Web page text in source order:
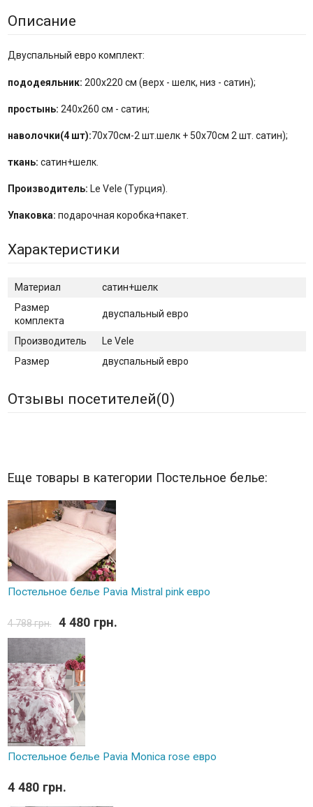
Описание
Двуспальный евро комплект:
пододеяльник: 200x220 см (верх - шелк, низ - сатин);
простынь: 240x260 см - сатин;
наволочки(4 шт):70x70см-2 шт.шелк + 50x70см 2 шт. сатин);
ткань: сатин+шелк.
Производитель: Le Vele (Турция).
Упаковка: подарочная коробка+пакет.
Характеристики
Материал
сатин+шелк
Размер
комплекта
двуспальный евро
Производитель
Le Vele
Размер
двуспальный евро
Отзывы посетителей(0)
Еще товары в категории Постельное белье:
Постельное белье Pavia Mistral pink евро
4 788 грн. 4 480 грн.
Постельное белье Pavia Monica rose евро
4 480 грн.